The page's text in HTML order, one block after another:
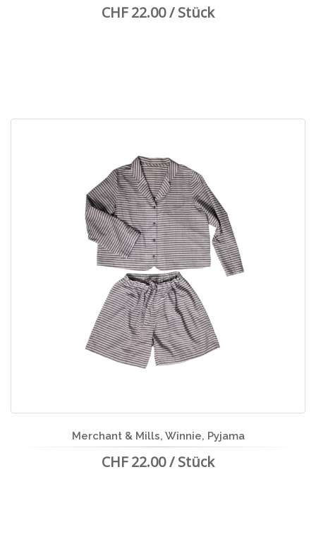
CHF 22.00 / Stück
Merchant & Mills, Winnie, Pyjama
CHF 22.00 / Stück